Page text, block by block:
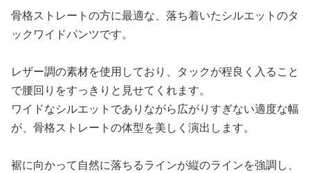
骨格ストレートの方に最適な、落ち着いたシルエットのタ
ックワイドパンツです。
レザー調の素材を使用しており、タックが程良く入ること
で腰回りをすっきりと見せてくれます。
ワイドなシルエットでありながら広がりすぎない適度な幅
が、骨格ストレートの体型を美しく演出します。
裾に向かって自然に落ちるラインが縦のラインを強調し、